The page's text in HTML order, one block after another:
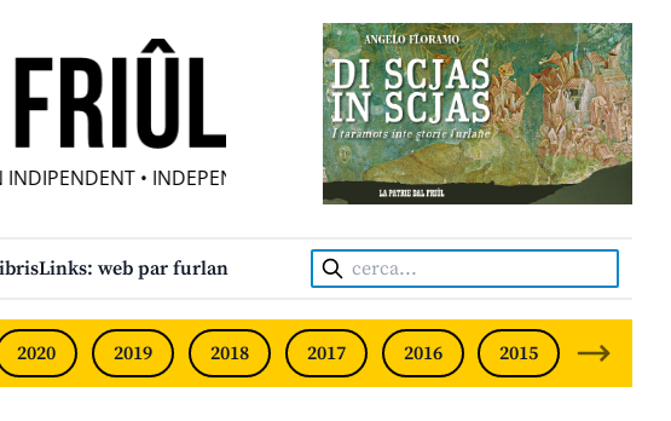
• INDEPENDENT FRIULIAN MONTHLY • NEODVISNI
Links: web par furlan Cerca:
2020 2019 2018 2017 2016 2015 2014